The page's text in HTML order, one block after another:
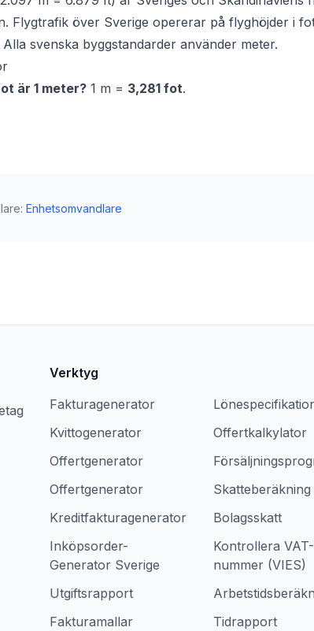
Flygtrafik över Sverige opererar på flyghöjder i
Alla svenska byggstandarder använder meter.
är 1 meter? 1 m = 3,281 fot.
: Enhetsomvandlare
Verktyg
Fakturagenerator
Kvittogenerator
Offertgenerator
Offertgenerator
Kreditfakturagenerator
Inköpsorder-
Generator Sverige
Utgiftsrapport
Fakturamallar
Offertkalkylator
Skatteberäkning
Bolagsskatt
Kontrollera VAT-
nummer (VIES)
Tidrapport